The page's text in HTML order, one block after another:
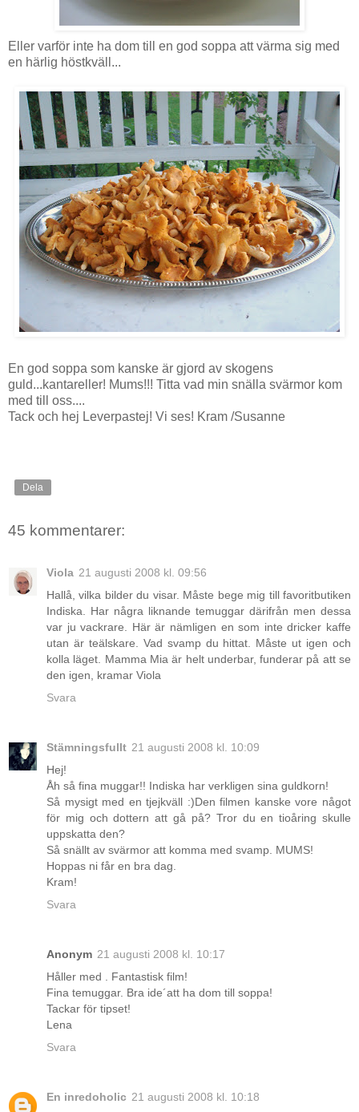
Eller varför inte ha dom till en god soppa att värma sig med
en härlig höstkväll...
En god soppa som kanske är gjord av skogens
guld...kantareller! Mums!!! Titta vad min snälla svärmor kom
med till oss....
Tack och hej Leverpastej! Vi ses! Kram /Susanne
Dela
45 kommentarer:
Viola 21 augusti 2008 kl. 09:56
Hallå, vilka bilder du visar. Måste bege mig till favoritbutiken
Indiska. Har några liknande temuggar därifrån men dessa
var ju vackrare. Här är nämligen en som inte dricker kaffe
utan är teälskare. Vad svamp du hittat. Måste ut igen och
kolla läget. Mamma Mia är helt underbar, funderar på att se
den igen, kramar Viola
Svara
Stämningsfullt 21 augusti 2008 kl. 10:09
Hej!
Åh så fina muggar!! Indiska har verkligen sina guldkorn!
Så mysigt med en tjejkväll :)Den filmen kanske vore något
för mig och dottern att gå på? Tror du en tioåring skulle
uppskatta den?
Så snällt av svärmor att komma med svamp. MUMS!
Hoppas ni får en bra dag.
Kram!
Svara
Anonym 21 augusti 2008 kl. 10:17
Håller med . Fantastisk film!
Fina temuggar. Bra ide´att ha dom till soppa!
Tackar för tipset!
Lena
Svara
En inredoholic 21 augusti 2008 kl. 10:18